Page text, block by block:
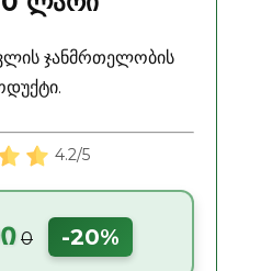
ჯანმრთელობის
4.2/5
0 -20%